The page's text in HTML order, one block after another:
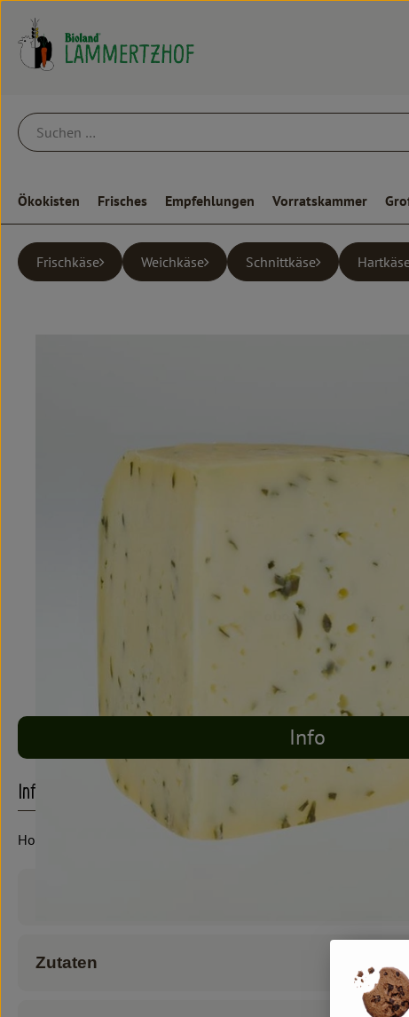
Ökokisten Frisches Empfehlungen Vorratskammer
Frischkäse Weichkäse Schnittkäse
Info
Info
Hof Butendiek
Zutaten